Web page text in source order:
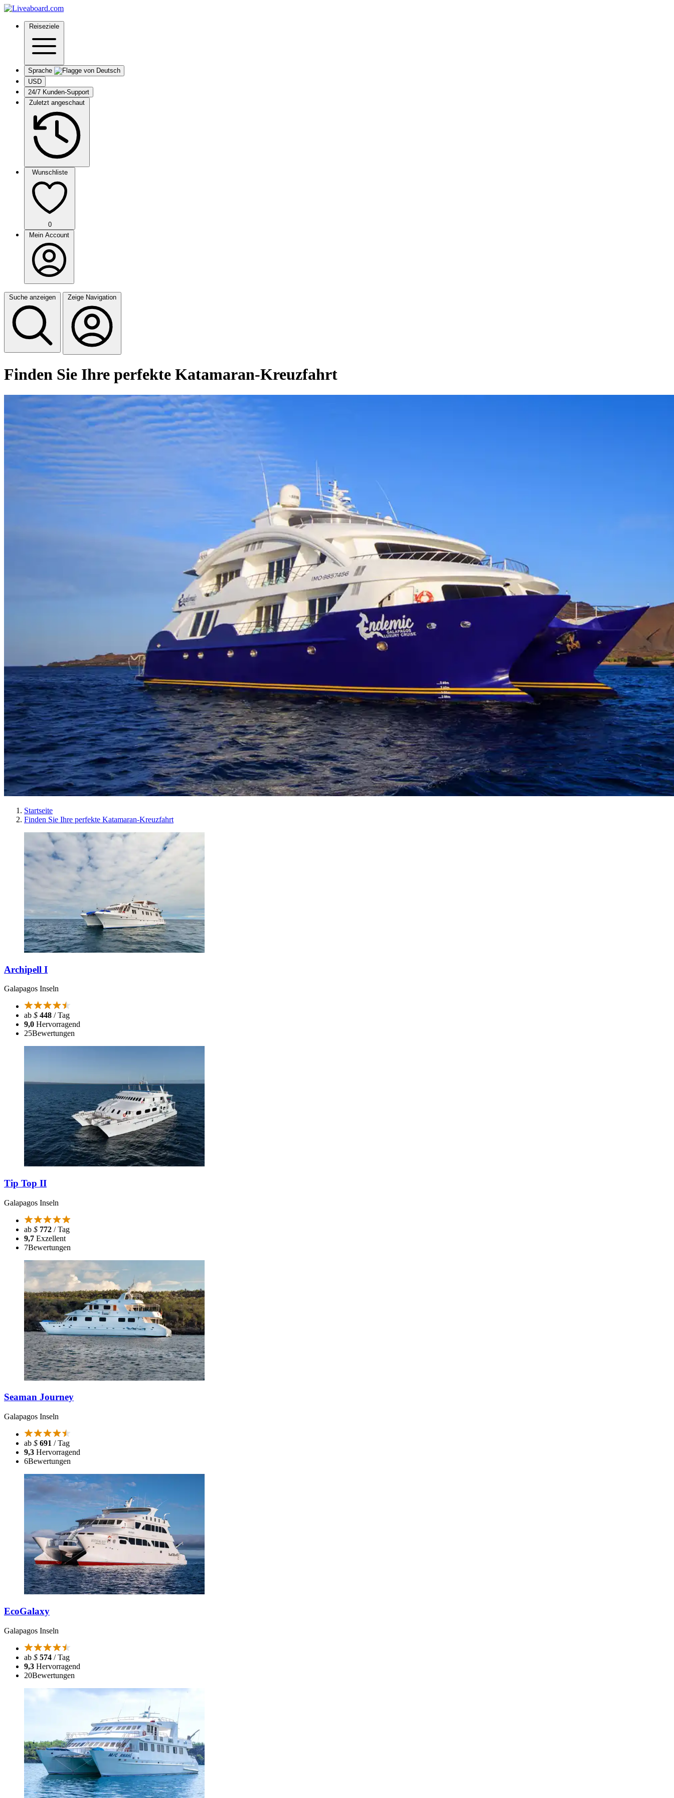
Reiseziele
Sprache
USD
24/7 Kunden-Support
Zuletzt angeschaut
Wunschliste
0
Mein Account
Suche anzeigen Zeige Navigation
Finden Sie Ihre perfekte Katamaran-Kreuzfahrt
Startseite
Finden Sie Ihre perfekte Katamaran-Kreuzfahrt
Archipell I
Galapagos Inseln
ab $ 448 / Tag
9,0 Hervorragend
25Bewertungen
Tip Top II
Galapagos Inseln
ab $ 772 / Tag
9,7 Exzellent
7Bewertungen
Seaman Journey
Galapagos Inseln
ab $ 691 / Tag
9,3 Hervorragend
6Bewertungen
EcoGalaxy
Galapagos Inseln
ab $ 574 / Tag
9,3 Hervorragend
20Bewertungen